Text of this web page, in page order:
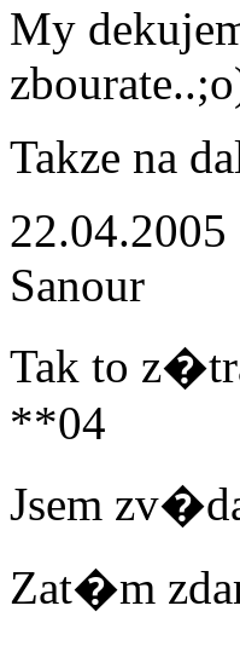
My
Takze na
Sanour
Tak to
**04
Jsem
Zat�m